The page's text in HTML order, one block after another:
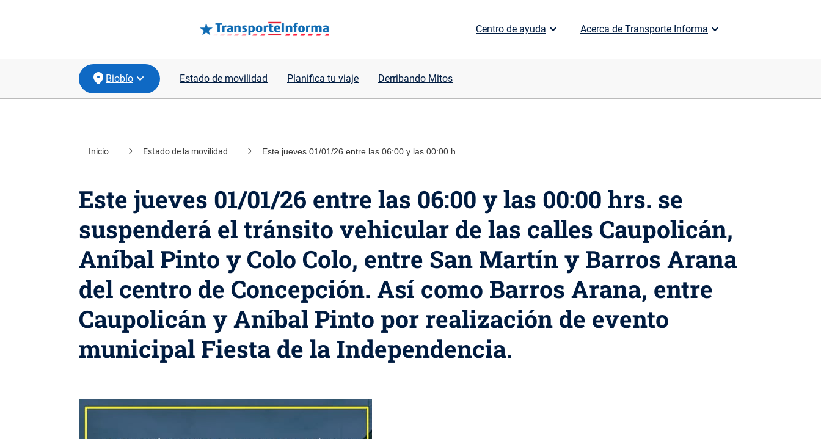
Centro de ayuda Acerca de Transporte Informa
Biobío
location_onSantiago
location_onValparaíso
location_on Los Lagos
Estado de movilidad Planifica tu viaje Derribando Mitos
Inicio Estado de la movilidad Este jueves 01/01/26 entre las 06:00 y las 00:00 h...
Este jueves 01/01/26 entre las 06:00 y las 00:00 hrs. se
suspenderá el tránsito vehicular de las calles Caupolicán,
Aníbal Pinto y Colo Colo, entre San Martín y Barros Arana
del centro de Concepción. Así como Barros Arana, entre
Caupolicán y Aníbal Pinto por realización de evento
municipal Fiesta de la Independencia.